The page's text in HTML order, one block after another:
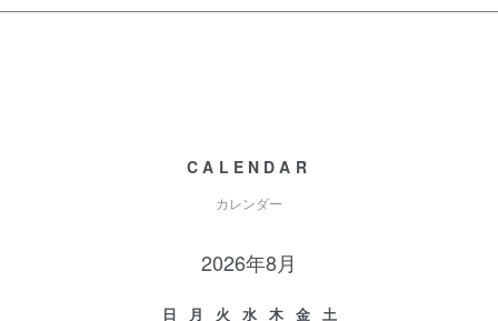
CALENDAR
カレンダー
2026年8月
日 月 火 水 木 金
土